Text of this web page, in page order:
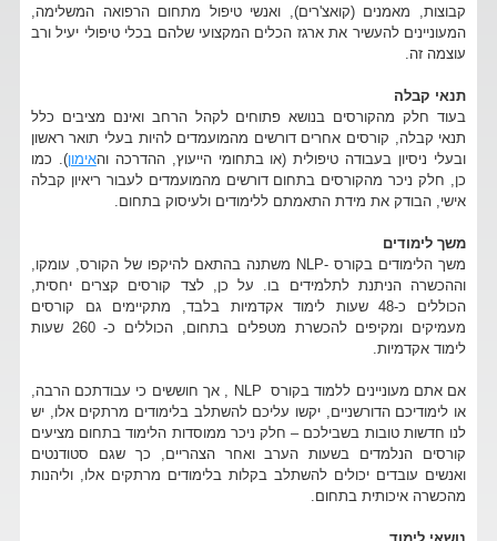
קבוצות, מאמנים (קואצ'רים), ואנשי טיפול מתחום הרפואה המשלימה,
המעוניינים להעשיר את ארגז הכלים המקצועי שלהם בכלי טיפולי יעיל ורב
עוצמה זה.
תנאי קבלה
בעוד חלק מהקורסים בנושא פתוחים לקהל הרחב ואינם מציבים כלל
תנאי קבלה, קורסים אחרים דורשים מהמועמדים להיות בעלי תואר ראשון
ובעלי ניסיון בעבודה טיפולית (או בתחומי הייעוץ, ההדרכה והאימון). כמו
כן, חלק ניכר מהקורסים בתחום דורשים מהמועמדים לעבור ריאיון קבלה
אישי, הבודק את מידת התאמתם ללימודים ולעיסוק בתחום.
משך לימודים
משך הלימודים בקורס -NLP משתנה בהתאם להיקפו של הקורס, עומקו,
וההכשרה הניתנת לתלמידים בו. על כן, לצד קורסים קצרים יחסית,
הכוללים כ-48 שעות לימוד אקדמיות בלבד, מתקיימים גם קורסים
מעמיקים ומקיפים להכשרת מטפלים בתחום, הכוללים כ- 260 שעות
לימוד אקדמיות.
אם אתם מעוניינים ללמוד בקורס NLP , אך חוששים כי עבודתכם הרבה,
או לימודיכם הדורשניים, יקשו עליכם להשתלב בלימודים מרתקים אלו, יש
לנו חדשות טובות בשבילכם – חלק ניכר ממוסדות הלימוד בתחום מציעים
קורסים הנלמדים בשעות הערב ואחר הצהריים, כך שגם סטודנטים
ואנשים עובדים יכולים להשתלב בקלות בלימודים מרתקים אלו, וליהנות
מהכשרה איכותית בתחום.